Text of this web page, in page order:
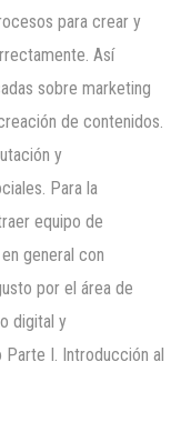
para crear y
Así
sobre marketing
de contenidos.
y
Para la
equipo de
general con
por el área de
digital y
I. Introducción al